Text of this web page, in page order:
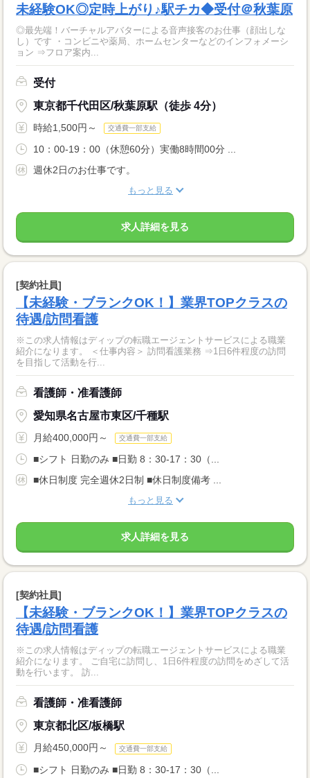
未経験OK◎定時上がり♪駅チカ◆受付＠秋葉原
◎最先端！バーチャルアバターによる音声接客のお仕事（顔出しな
し）です ・コンビニや薬局、ホームセンターなどのインフォメーシ
ョン ⇒フロア案内...
受付
東京都千代田区/秋葉原駅（徒歩 4分）
時給1,500円～ 交通費一部支給
10：00-19：00（休憩60分）実働8時間00分 ...
週休2日のお仕事です。
もっと見る
求人詳細を見る
[契約社員]
【未経験・ブランクOK！】業界TOPクラスの
待遇/訪問看護
※この求人情報はディップの転職エージェントサービスによる職業
紹介になります。 ＜仕事内容＞ 訪問看護業務 ⇒1日6件程度の訪問
を目指して活動を行...
看護師・准看護師
愛知県名古屋市東区/千種駅
月給400,000円～ 交通費一部支給
■シフト 日勤のみ ■日勤 8：30-17：30（...
■休日制度 完全週休2日制 ■休日制度備考 ...
もっと見る
求人詳細を見る
[契約社員]
【未経験・ブランクOK！】業界TOPクラスの
待遇/訪問看護
※この求人情報はディップの転職エージェントサービスによる職業
紹介になります。 ご自宅に訪問し、1日6件程度の訪問をめざして活
動を行います。 訪...
看護師・准看護師
東京都北区/板橋駅
月給450,000円～ 交通費一部支給
■シフト 日勤のみ ■日勤 8：30-17：30（...